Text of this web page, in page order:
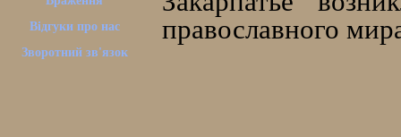
Відгуки про нас
Зворотний зв'язок
православного